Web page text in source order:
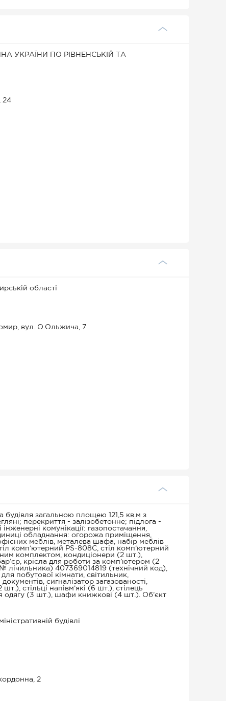
УКРАЇНИ ПО РІВНЕНСЬКІЙ ТА
24
області
вул. О.Ольжича, 7
будівля загальною площею 121,5 кв.м з
перекриття - залізобетонне; підлога -
комунікації: газопостачання,
обладнання: огорожа приміщення,
меблів, металева шафа, набір меблів
комп’ютерний PS-808C, стіл комп’ютерний
комплектом, кондиціонери (2 шт.),
крісла для роботи за комп’ютером (2
407369014819 (технічний код),
побутової кімнати, світильник,
сигналізатор загазованості,
стільці напівм’які (6 шт.), стілець
(3 шт.), шафи книжкові (4 шт.). Об’єкт
будівлі
2